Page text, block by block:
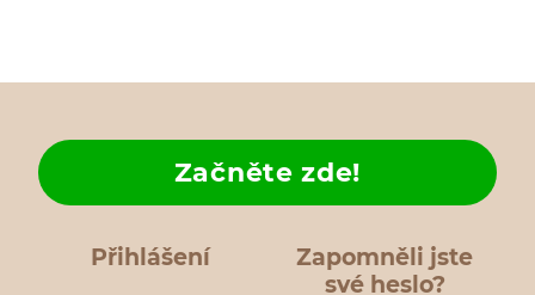
Přihlášení
Zapomněli jste
své heslo?
Začněte zde!